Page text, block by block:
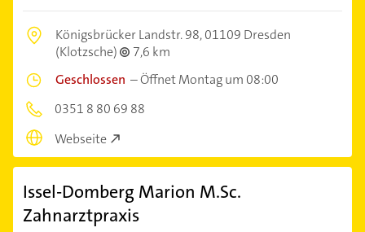
Königsbrücker Landstr. 98,01109 Dresden
(Klotzsche)
7,6 km
Geschlossen –Öffnet Montag um 08:00
0351 8 80 69 88
Webseite
Issel-Domberg Marion M.Sc.
Zahnarztpraxis